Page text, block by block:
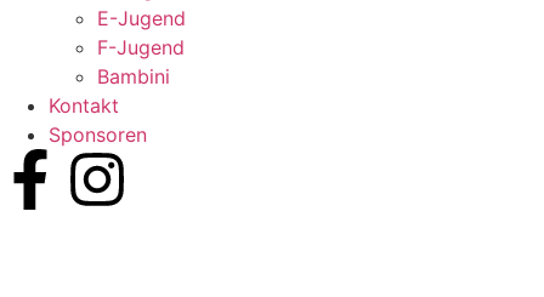
E-Jugend
F-Jugend
Bambini
Kontakt
Sponsoren